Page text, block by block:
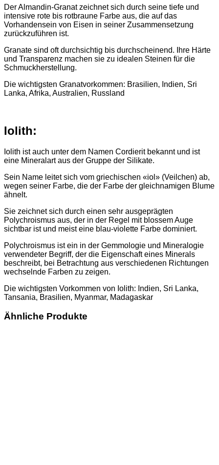
Der Almandin-Granat zeichnet sich durch seine tiefe und
intensive rote bis rotbraune Farbe aus, die auf das
Vorhandensein von Eisen in seiner Zusammensetzung
zurückzuführen ist.
Granate sind oft durchsichtig bis durchscheinend. Ihre Härte
und Transparenz machen sie zu idealen Steinen für die
Schmuckherstellung.
Die wichtigsten Granatvorkommen: Brasilien, Indien, Sri
Lanka, Afrika, Australien, Russland
Iolith:
Iolith ist auch unter dem Namen Cordierit bekannt und ist
eine Mineralart aus der Gruppe der Silikate.
Sein Name leitet sich vom griechischen «iol» (Veilchen) ab,
wegen seiner Farbe, die der Farbe der gleichnamigen Blume
ähnelt.
Sie zeichnet sich durch einen sehr ausgeprägten
Polychroismus aus, der in der Regel mit blossem Auge
sichtbar ist und meist eine blau-violette Farbe dominiert.
Polychroismus ist ein in der Gemmologie und Mineralogie
verwendeter Begriff, der die Eigenschaft eines Minerals
beschreibt, bei Betrachtung aus verschiedenen Richtungen
wechselnde Farben zu zeigen.
Die wichtigsten Vorkommen von Iolith: Indien, Sri Lanka,
Tansania, Brasilien, Myanmar, Madagaskar
Ähnliche Produkte